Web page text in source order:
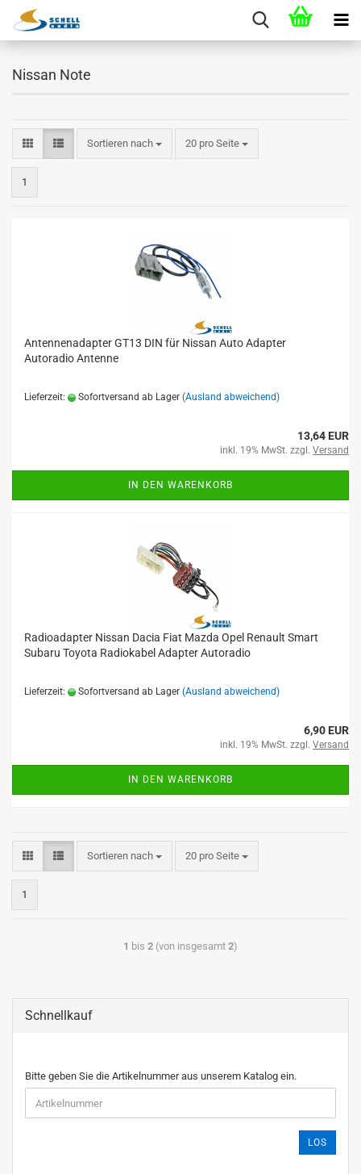
Nissan Note
Sortieren nach 20 pro Seite
1
Antennenadapter GT13 DIN für Nissan Auto Adapter
Autoradio Antenne
Lieferzeit: Sofortversand ab Lager (Ausland abweichend)
13,64 EUR
inkl. 19% MwSt. zzgl. Versand
IN DEN WARENKORB
Radioadapter Nissan Dacia Fiat Mazda Opel Renault Smart
Subaru Toyota Radiokabel Adapter Autoradio
Lieferzeit: Sofortversand ab Lager (Ausland abweichend)
6,90 EUR
inkl. 19% MwSt. zzgl. Versand
IN DEN WARENKORB
Sortieren nach 20 pro Seite
1
1 bis 2 (von insgesamt 2)
Schnellkauf
Bitte geben Sie die Artikelnummer aus unserem Katalog ein.
LOS